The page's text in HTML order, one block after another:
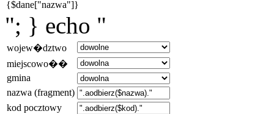
"; } echo "
wojew�dztwo
miejscowo��
gmina
nazwa (fragment)
kod pocztowy